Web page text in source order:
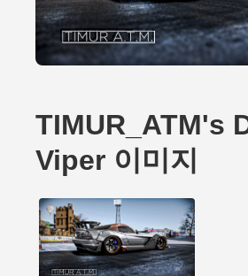
TIMUR_ATM's
Viper 이미지